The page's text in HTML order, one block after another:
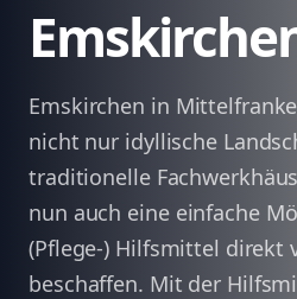
Emskirchen in
nicht nur idyllische
traditionelle
nun auch eine einfache
(Pflege-) Hilfsmittel direkt
beschaffen. Mit der